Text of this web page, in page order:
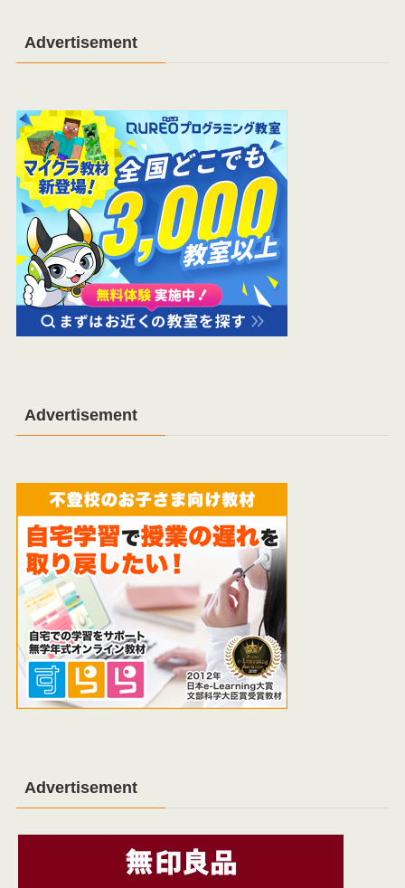
Advertisement
Advertisement
Advertisement